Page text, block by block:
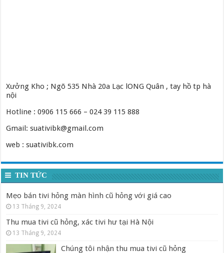
Xưởng Kho ; Ngõ 535 Nhà 20a Lạc lONG Quân , tay hồ tp hà
nội
Hotline : 0906 115 666 – 024 39 115 888
Gmail: suativibk@gmail.com
web : suativibk.com
TIN TỨC
Mẹo bán tivi hỏng màn hình cũ hỏng với giá cao
13 Tháng 9, 2024
Thu mua tivi cũ hỏng, xác tivi hư tại Hà Nội
13 Tháng 9, 2024
Chúng tôi nhận thu mua tivi cũ hỏng